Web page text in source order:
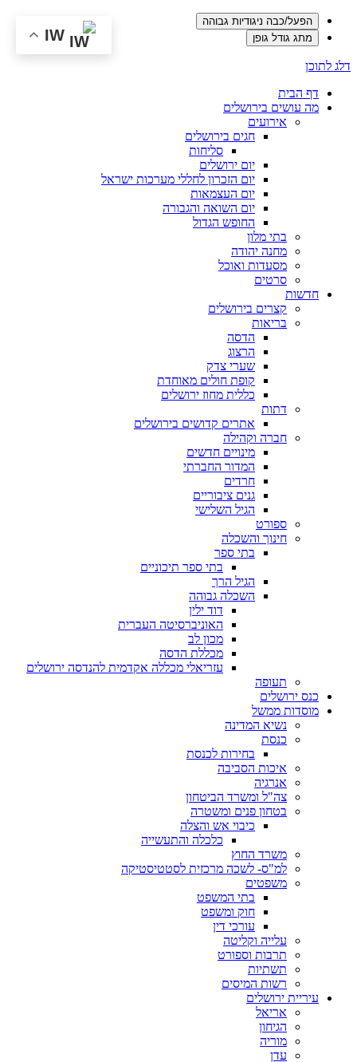
הפעל/כבה ניגודיות גבוהה
מתג גודל גופן
דלג לתוכן
דף הבית
מה עושים בירושלים
אירועים
חגים בירושלים
סליחות
יום ירושלים
יום הזכרון לחללי מערכות ישראל
יום העצמאות
יום השואה והגבורה
החופש הגדול
בתי מלון
מחנה יהודה
מסעדות ואוכל
סרטים
חדשות
קצרים בירושלים
בריאות
הדסה
הרצוג
שערי צדק
קופת חולים מאוחדת
כללית מחוז ירושלים
דתות
אתרים קדושים בירושלים
חברה וקהילה
מינויים חדשים
המדור החברתי
חרדים
גנים ציבוריים
הגיל השלישי
ספורט
חינוך והשכלה
בתי ספר
בתי ספר תיכוניים
הגיל הרך
השכלה גבוהה
דוד ילין
האוניברסיטה העברית
מכון לב
מכללת הדסה
עזריאלי מכללה אקדמית להנדסה ירושלים
תעופה
כנס ירושלים
מוסדות ממשל
נשיא המדינה
כנסת
בחירות לכנסת
איכות הסביבה
אנרגיה
צה"ל ומשרד הביטחון
בטחון פנים ומשטרה
כיבוי אש והצלה
כלכלה והתעשייה
משרד החוץ
למ"ס- לשכה מרכזית לסטטיסטיקה
משפטים
בתי המשפט
חוק ומשפט
עורכי דין
עלייה וקליטה
תרבות וספורט
תשתיות
רשות המיסים
עיריית ירושלים
אריאל
הגיחון
מוריה
עדן
IW